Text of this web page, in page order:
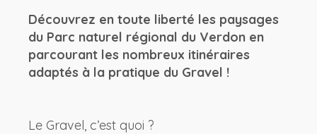
Découvrez en toute liberté les paysages
du Parc naturel régional du Verdon en
parcourant les nombreux itinéraires
adaptés à la pratique du Gravel !
Le Gravel, c’est quoi ?